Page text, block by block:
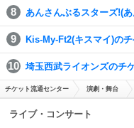
あんさんぶるスターズ!(
Kis-My-Ft2(キスマイ)のチ
埼玉西武ライオンズのチ
チケット流通センター 演劇・舞台
ライブ・コンサート